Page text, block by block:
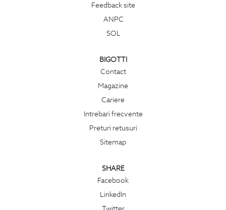
Feedback site
ANPC
SOL
BIGOTTI
Contact
Magazine
Cariere
Intrebari frecvente
Preturi retusuri
Sitemap
SHARE
Facebook
LinkedIn